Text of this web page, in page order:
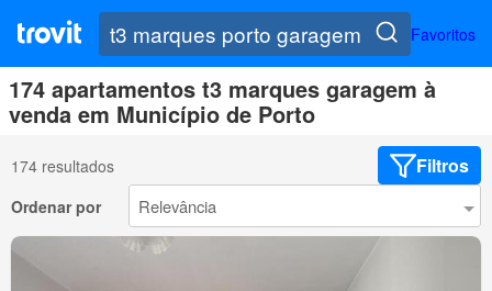
Favoritos
174 apartamentos t3 marques garagem à
venda em Município de Porto
174 resultados Filtros
Ordenar por